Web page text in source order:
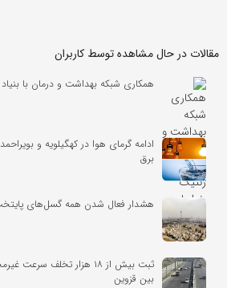
مقالات در حال مشاهده توسط کاربران
همکاری شبکه بهداشت و درمان با
ادامه گرمای هوا در کهگیلویه و
برق
هشدار فعال شدن همه گسل‌های
ثبت بیش از ۱۸ هزار تخلف
بین قزوین